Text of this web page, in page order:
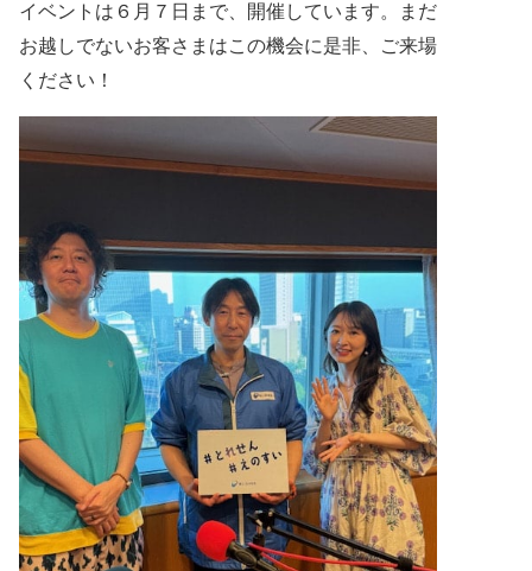
イベントは６月７日まで、開催しています。
まだ
お越しでないお客さまはこの機会に是非、ご来場
ください！